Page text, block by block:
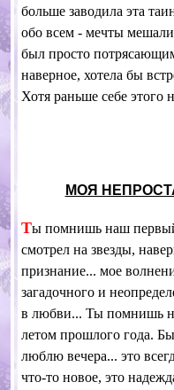
больше заводила эта
обо всем - мечты
был просто
наверное, хотела бы
Хотя раньше себе этого
МОЯ
Ты помнишь наш первый
смотрел на звезды,
признание... мое
загадочного и
в любви... Ты помнишь
летом прошлого года.
люблю вечера... это
что-то новое, это